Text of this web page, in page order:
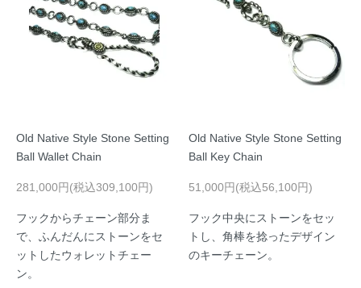
Old Native Style Stone Setting
Ball Wallet Chain
281,000円(税込309,100円)
フックからチェーン部分ま
で、ふんだんにストーンをセ
ットしたウォレットチェー
ン。
Old Native Style Stone Setting
Ball Key Chain
51,000円(税込56,100円)
フック中央にストーンをセッ
トし、角棒を捻ったデザイン
のキーチェーン。